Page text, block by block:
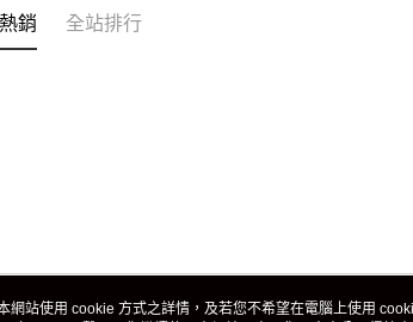
銷 全站排行
網站使用 cookie 方式之詳情，及若您不希望在電腦上使用